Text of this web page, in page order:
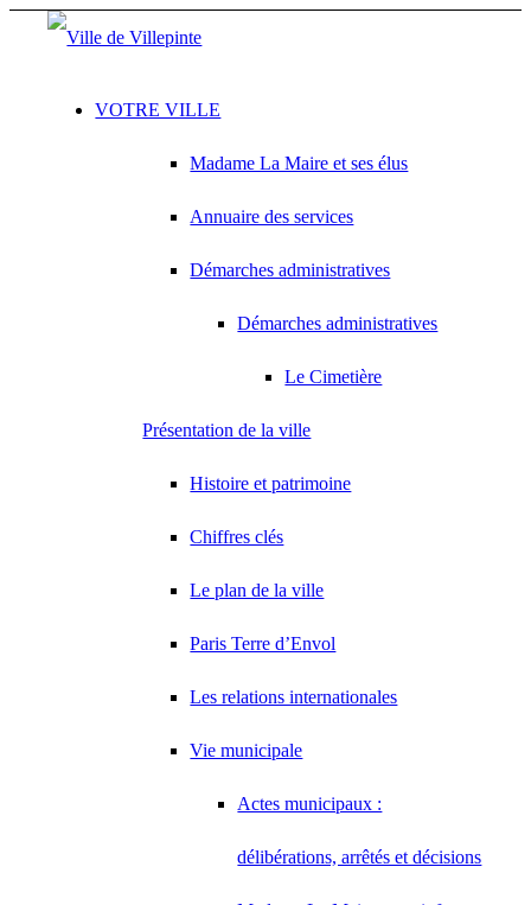
VOTRE VILLE
Madame La Maire et ses élus
Annuaire des services
Démarches administratives
Démarches administratives
Le Cimetière
Présentation de la ville
Histoire et patrimoine
Chiffres clés
Le plan de la ville
Paris Terre d’Envol
Les relations internationales
Vie municipale
Actes municipaux :
délibérations, arrêtés et décisions